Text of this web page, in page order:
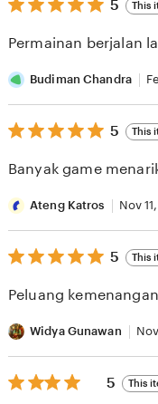
out
5
5 This
Permainan berjalan
Budiman Chandra
5
out
5
5 This
Banyak game
Ateng Katros Nov
5
out
5
5 This
Peluang
Widya Gunawan
5
out
5 This